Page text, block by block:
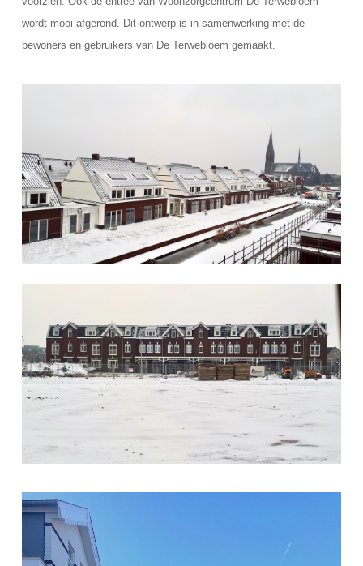
wordt mooi afgerond. Dit ontwerp is in samenwerking met de
bewoners en gebruikers van De Terwebloem gemaakt.